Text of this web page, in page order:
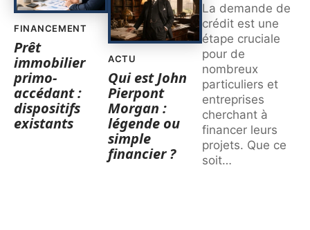
FINANCEMENT
Prêt
immobilier
primo-
accédant :
dispositifs
existants
ACTU
Qui est John
Pierpont
Morgan :
légende ou
simple
financier ?
La demande de
crédit est une
étape cruciale
pour de
nombreux
particuliers et
entreprises
cherchant à
financer leurs
projets. Que ce
soit…